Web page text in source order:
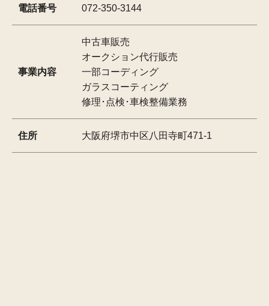
電話番号 072-350-3144
事業内容
中古車販売
オークション代行販売
一部コーディング
ガラスコーティング
修理･点検･車検整備業務
住所 大阪府堺市中区八田寺町471-1